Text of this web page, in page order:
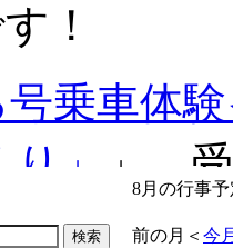
！
乗車体
」
」 受
広場「
8月の行事予
前の月 ＜ 今